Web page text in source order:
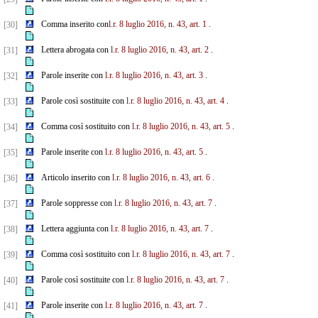
[30] Comma inserito conl.r. 8 luglio 2016, n. 43, art. 1.
[31] Lettera abrogata con l.r. 8 luglio 2016, n. 43, art. 2.
[32] Parole inserite con l.r. 8 luglio 2016, n. 43, art. 3.
[33] Parole così sostituite con l.r. 8 luglio 2016, n. 43, art. 4.
[34] Comma così sostituito con l.r. 8 luglio 2016, n. 43, art. 5.
[35] Parole inserite con l.r. 8 luglio 2016, n. 43, art. 5.
[36] Articolo inserito con l.r. 8 luglio 2016, n. 43, art. 6.
[37] Parole soppresse con l.r. 8 luglio 2016, n. 43, art. 7.
[38] Lettera aggiunta con l.r. 8 luglio 2016, n. 43, art. 7.
[39] Comma così sostituito con l.r. 8 luglio 2016, n. 43, art. 7.
[40] Parole così sostituite con l.r. 8 luglio 2016, n. 43, art. 7.
[41] Parole inserite con l.r. 8 luglio 2016, n. 43, art. 7.